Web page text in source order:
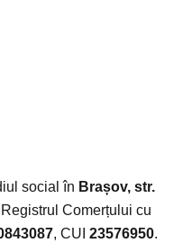
social în Brașov, str.
Comerțului cu
, CUI 23576950.​